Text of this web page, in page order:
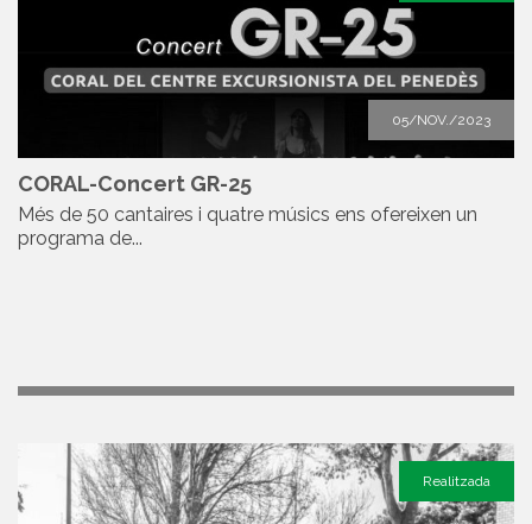
05/NOV./2023
CORAL-Concert GR-25
Més de 50 cantaires i quatre músics ens ofereixen un
programa de...
Realitzada